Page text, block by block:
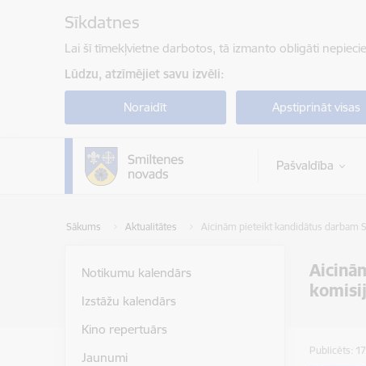
Sīkdatnes
Lai šī tīmekļvietne darbotos, tā izmanto obligāti
Lūdzu, atzīmējiet savu izvēli:
Noraidīt Apstiprināt visas
Pašvaldība
Sākums Aktualitātes Aicinām pieteikt kandidātus darbam
Notikumu kalendārs
Izstāžu kalendārs
Kino repertuārs
Jaunumi
Publicēts: